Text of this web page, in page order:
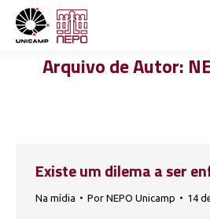
Arquivo de Autor:
Existe um dilema a ser
Na mídia Por NEPO Unicamp 14